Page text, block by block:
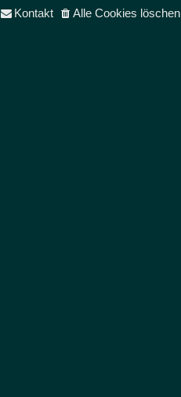
Alle Cookies löschen
Kontakt